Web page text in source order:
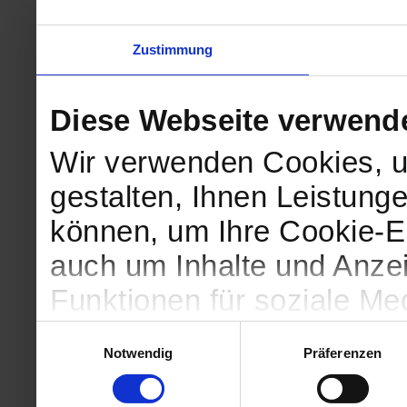
Zustimmung
Diese Webseite
Wir verwenden Cookies,
gestalten, Ihnen
können, um Ihre Cookie-
auch um Inhalte und
Funktionen für soziale
geben wir Informationen
Notwendig
Präferenzen